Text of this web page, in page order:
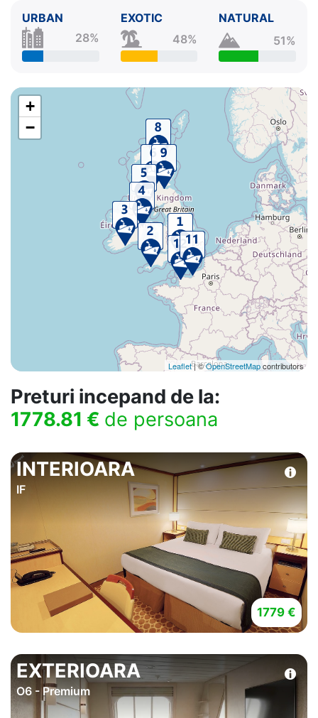
URBAN
28%
EXOTIC
48%
NATURAL
51%
+
−
Leaflet| ©OpenStreetMapcontributors
Preturi incepand de la:
1778.81 € de persoana
INTERIOARA
IF
1779 €
EXTERIOARA
O6 - Premium